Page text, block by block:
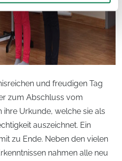
und freudigen Tag
zum Abschluss vom
Urkunde, welche sie als
auszeichnet. Ein
zu Ende. Neben den vielen
nahmen alle neu